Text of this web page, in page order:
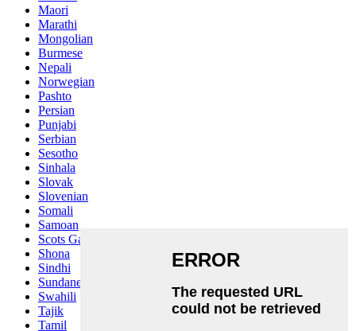
Maori
Marathi
Mongolian
Burmese
Nepali
Norwegian
Pashto
Persian
Punjabi
Serbian
Sesotho
Sinhala
Slovak
Slovenian
Somali
Samoan
Scots Gaelic
Shona
Sindhi
Sundanese
Swahili
Tajik
Tamil